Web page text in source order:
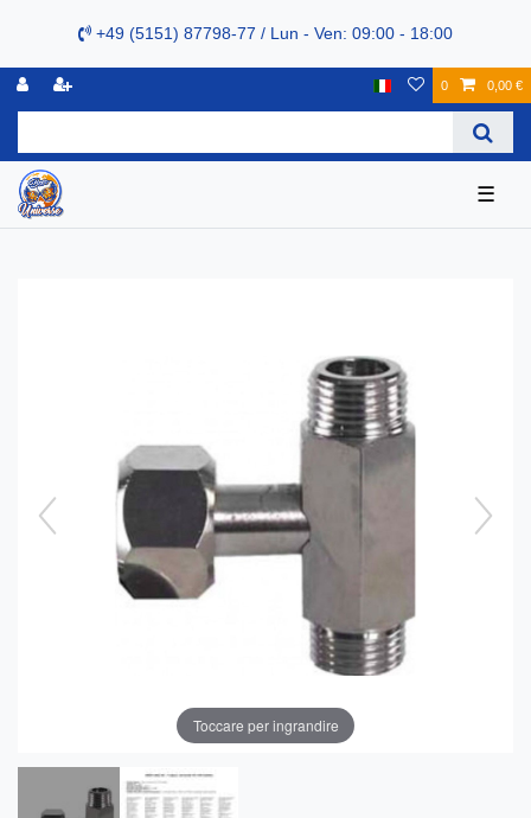
+49 (5151) 87798-77 / Lun - Ven: 09:00 - 18:00
0 0,00 €
☰
Toccare per ingrandire